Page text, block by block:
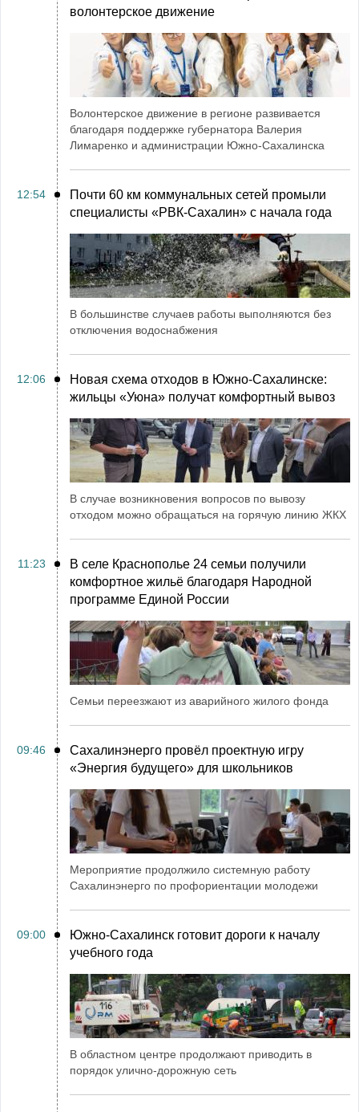
волонтерское движение
Волонтерское движение в регионе развивается
благодаря поддержке губернатора Валерия
Лимаренко и администрации Южно-Сахалинска
12:54
Почти 60 км коммунальных сетей промыли
специалисты «РВК‑Сахалин» с начала года
В большинстве случаев работы выполняются без
отключения водоснабжения
12:06
Новая схема отходов в Южно-Сахалинске:
жильцы «Уюна» получат комфортный вывоз
В случае возникновения вопросов по вывозу
отходом можно обращаться на горячую линию ЖКХ
11:23
В селе Краснополье 24 семьи получили
комфортное жильё благодаря Народной
программе Единой России
Семьи переезжают из аварийного жилого фонда
09:46
Сахалинэнерго провёл проектную игру
«Энергия будущего» для школьников
Мероприятие продолжило системную работу
Сахалинэнерго по профориентации молодежи
09:00
Южно-Сахалинск готовит дороги к началу
учебного года
В областном центре продолжают приводить в
порядок улично-дорожную сеть